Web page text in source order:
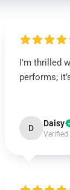
I'm thrilled
performs;
D Daisy
Verified